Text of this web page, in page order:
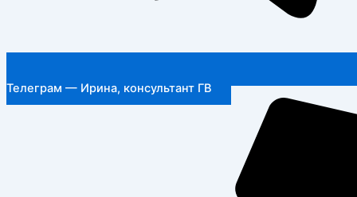
Телеграм — Ирина, консультант ГВ